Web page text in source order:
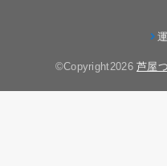
©Copyright2026芦屋